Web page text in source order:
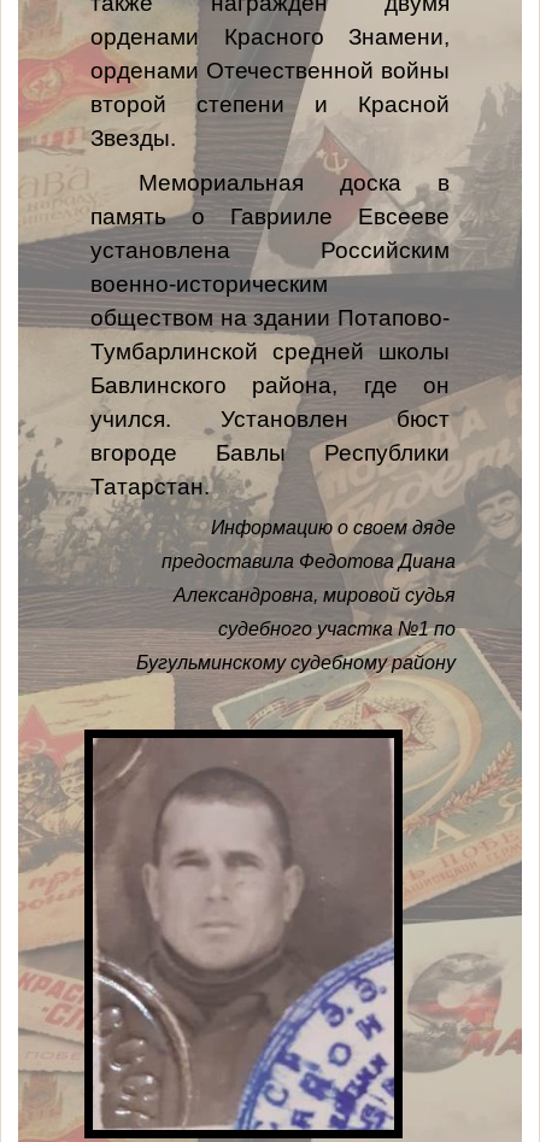
орденами Красного Знамени,
орденами Отечественной войны
второй степени и Красной
Звезды.
Мемориальная доска в
память о Гаврииле Евсееве
установлена Российским
военно-историческим
обществом на здании Потапово-
Тумбарлинской средней школы
Бавлинского района, где он
учился. Установлен бюст
вгороде Бавлы Республики
Татарстан.
Информацию о своем дяде
предоставила Федотова Диана
Александровна, мировой судья
судебного участка №1 по
Бугульминскому судебному району